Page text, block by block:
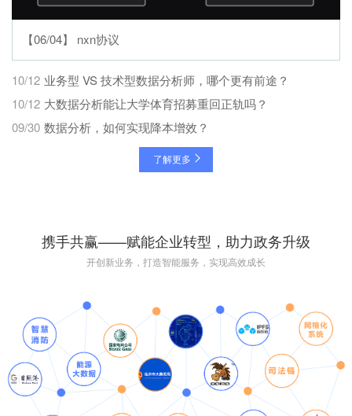
【06/04】 nxn协议
10/12 业务型 VS 技术型数据分析师，哪个更有前途？
10/12 大数据分析能让大学体育招募重回正轨吗？
09/30 数据分析，如何实现降本增效？
了解更多
携手共赢——赋能企业转型，助力政务升级
开创新业务，打造智能服务，实现高效成长